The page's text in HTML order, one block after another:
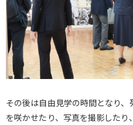
その後は自由見学の時間となり
を咲かせたり、写真を撮影した